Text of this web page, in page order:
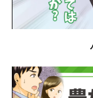
お客様の声
セミナー情報
お問合せ